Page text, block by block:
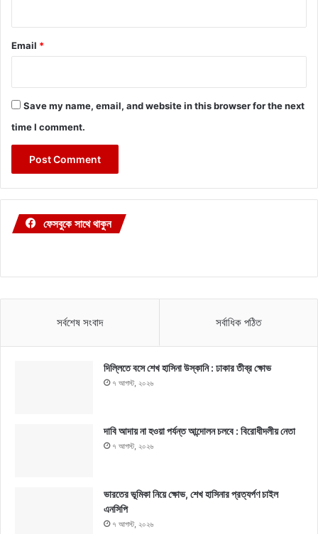
Email *
Save my name, email, and website in this browser for the next
time I comment.
ফেসবুকে সাথে থাকুন
সর্বশেষ সংবাদ সর্বাধিক পঠিত
দিল্লিতে বসে শেখ হাসিনা উস্কানি : ঢাকার তীব্র ক্ষোভ
৭ আগস্ট, ২০২৬
দাবি আদায় না হওয়া পর্যন্ত আন্দোলন চলবে : বিরোধীদলীয় নেতা
৭ আগস্ট, ২০২৬
ভারতের ভূমিকা নিয়ে ক্ষোভ, শেখ হাসিনার প্রত্যর্পণ চাইল
এনসিপি
৭ আগস্ট, ২০২৬